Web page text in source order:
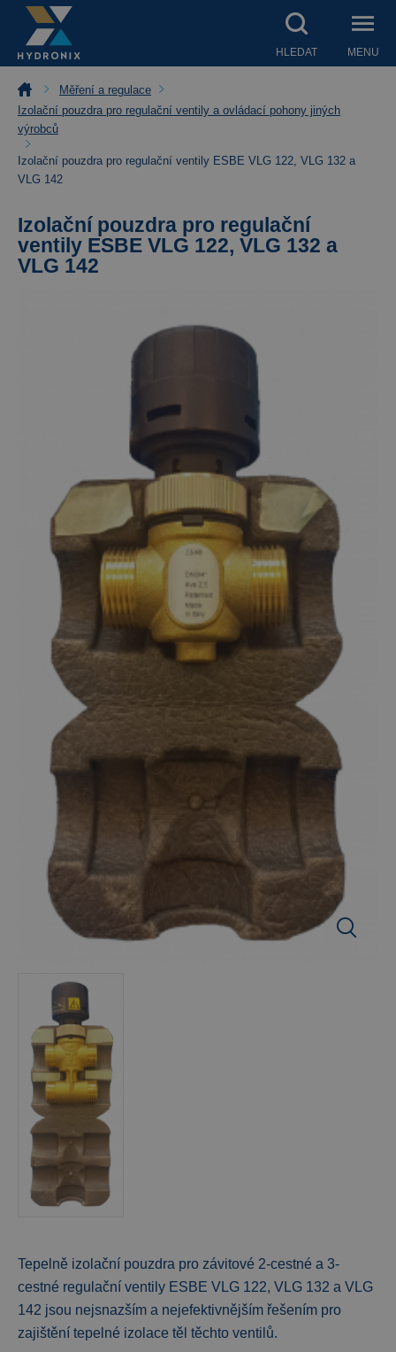
HLEDAT MENU
Měření a regulace
Izolační pouzdra pro regulační ventily a ovládací pohony jiných
výrobců
Izolační pouzdra pro regulační ventily ESBE VLG 122, VLG 132 a
VLG 142
Izolační pouzdra pro regulační
ventily ESBE VLG 122, VLG 132 a
VLG 142
Tepelně izolační pouzdra pro závitové 2-cestné a 3-
cestné regulační ventily ESBE VLG 122, VLG 132 a VLG
142 jsou nejsnazším a nejefektivnějším řešením pro
zajištění tepelné izolace těl těchto ventilů.